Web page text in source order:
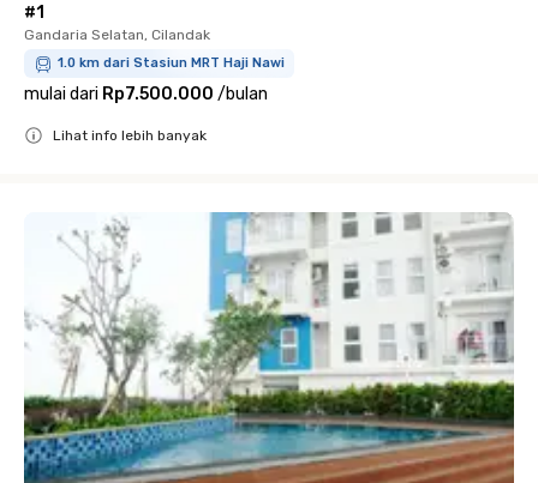
#1
Gandaria Selatan, Cilandak
1.0 km dari Stasiun MRT Haji Nawi
mulai dari Rp7.500.000 /bulan
Lihat info lebih banyak